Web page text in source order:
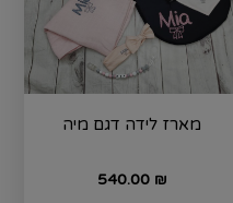
מארז לידה דגם מיה
540.00 ₪